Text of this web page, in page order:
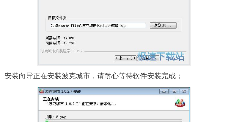
安装向导正在安装波克城市，请耐心等待软件安装完成；